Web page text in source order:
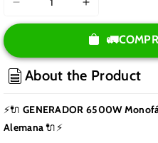
Reducir
cantidad
GENERADOR
6500W
MONOFASICO
TRIFASICO
CON
Aumentar
cantidad
para
6500W
Y
TRIFASICO
About the Product
⚡🔌 GENERADOR 6500W
Alemana🔌⚡